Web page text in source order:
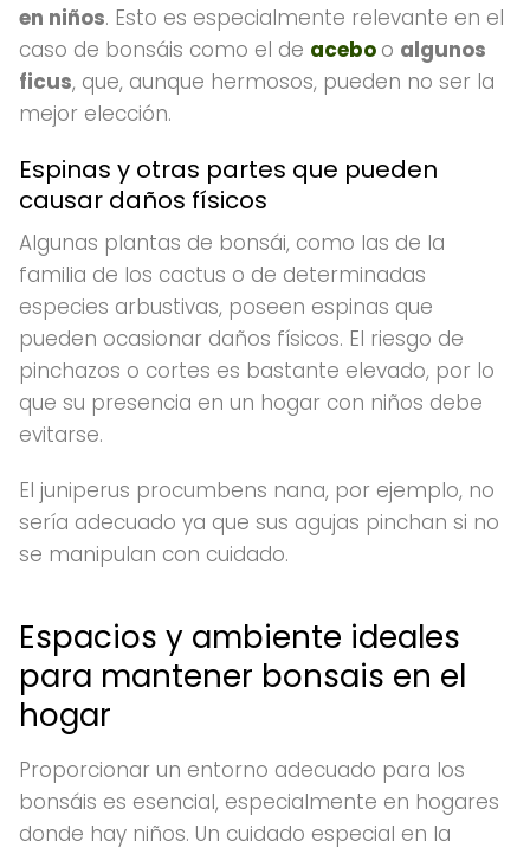
en niños. Esto es especialmente relevante en el
caso de bonsáis como el de acebo o algunos
ficus, que, aunque hermosos, pueden no ser la
mejor elección.
Espinas y otras partes que pueden
causar daños físicos
Algunas plantas de bonsái, como las de la
familia de los cactus o de determinadas
especies arbustivas, poseen espinas que
pueden ocasionar daños físicos. El riesgo de
pinchazos o cortes es bastante elevado, por lo
que su presencia en un hogar con niños debe
evitarse.
El juniperus procumbens nana, por ejemplo, no
sería adecuado ya que sus agujas pinchan si no
se manipulan con cuidado.
Espacios y ambiente ideales
para mantener bonsais en el
hogar
Proporcionar un entorno adecuado para los
bonsáis es esencial, especialmente en hogares
donde hay niños. Un cuidado especial en la